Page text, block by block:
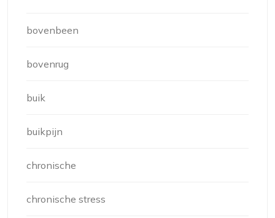
bovenbeen
bovenrug
buik
buikpijn
chronische
chronische stress